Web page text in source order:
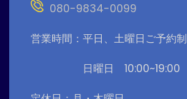
080-9834-0099
営業時間：平日、土曜日ご予約制
日曜日 10:00~19:00